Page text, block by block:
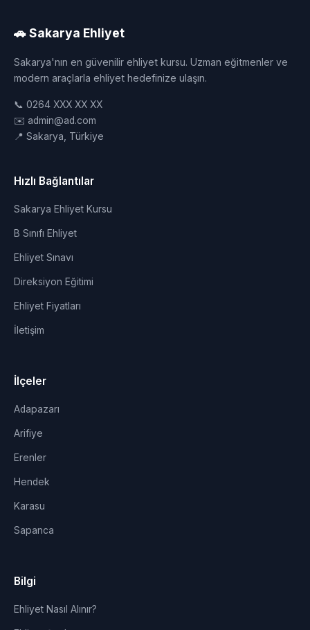
🚗 Sakarya Ehliyet
Sakarya'nın en güvenilir ehliyet kursu. Uzman eğitmenler ve
modern araçlarla ehliyet hedefinize ulaşın.
📞 0264 XXX XX XX
✉️ admin@ad.com
📍 Sakarya, Türkiye
Hızlı Bağlantılar
Sakarya Ehliyet Kursu
B Sınıfı Ehliyet
Ehliyet Sınavı
Direksiyon Eğitimi
Ehliyet Fiyatları
İletişim
İlçeler
Adapazarı
Arifiye
Erenler
Hendek
Karasu
Sapanca
Bilgi
Ehliyet Nasıl Alınır?